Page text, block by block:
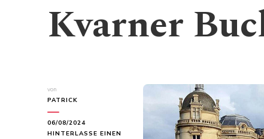
Kvarner
von
PATRICK
06/08/2024
HINTERLASSE EINEN